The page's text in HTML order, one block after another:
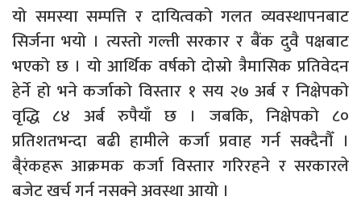
यो समस्या सम्पत्ति र दायित्वको गलत व्यवस्थापनबाट
सिर्जना भयो । त्यस्तो गल्ती सरकार र बैंक दुवै पक्षबाट
भएको छ । यो आर्थिक वर्षको दोस्रो त्रैमासिक प्रतिवेदन
हेर्ने हो भने कर्जाको विस्तार १ सय २७ अर्ब र निक्षेपको
वृद्धि ८४ अर्ब रुपैयाँ छ । जबकि, निक्षेपको ८०
प्रतिशतभन्दा बढी हामीले कर्जा प्रवाह गर्न सक्दैनौँ ।
बै्रंकहरू आक्रमक कर्जा विस्तार गरिरहने र सरकारले
बजेट खर्च गर्न नसक्ने अवस्था आयो ।